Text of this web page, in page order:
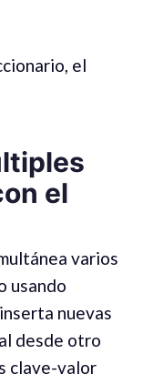
el
el
varios
usando
nuevas
desde otro
clave-valor